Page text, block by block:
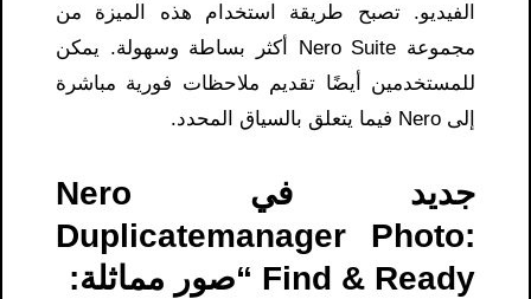
الفيديو. تصبح طريقة استخدام هذه الميزة من
مجموعة Nero Suite أكثر بساطة وسهولة. يمكن
للمستخدمين أيضًا تقديم ملاحظات فورية مباشرة
إلى Nero فيما يتعلق بالسياق المحدد.
جديد في Nero
Duplicatemanager Photo:
Find & Ready “صور مماثلة: